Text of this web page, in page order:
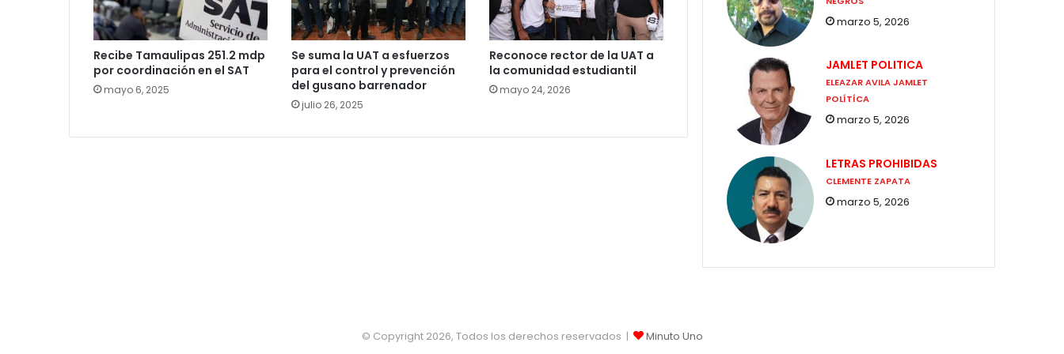
Recibe Tamaulipas 251.2 mdp
por coordinación en el SAT
mayo 6, 2025
Se suma la UAT a esfuerzos
para el control y prevención
del gusano barrenador
julio 26, 2025
Reconoce rector de la UAT a
la comunidad estudiantil
mayo 24, 2026
marzo 5, 2026
JAMLET POLITICA
ELEAZAR AVILA JAMLET
POLÍTÍCA
marzo 5, 2026
LETRAS PROHIBIDAS
CLEMENTE ZAPATA
marzo 5, 2026
© Copyright 2026, Todos los derechos reservados | Minuto Uno